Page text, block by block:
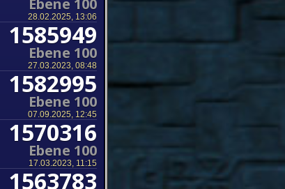
Ebene 100
28.02.2025, 13:06
1585949
Ebene 100
27.03.2023, 08:48
1582995
Ebene 100
07.09.2025, 12:45
1570316
Ebene 100
17.03.2023, 11:15
1563783